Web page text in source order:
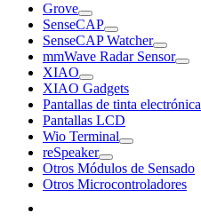
Grove
SenseCAP
SenseCAP Watcher
mmWave Radar Sensor
XIAO
XIAO Gadgets
Pantallas de tinta electrónica
Pantallas LCD
Wio Terminal
reSpeaker
Otros Módulos de Sensado
Otros Microcontroladores